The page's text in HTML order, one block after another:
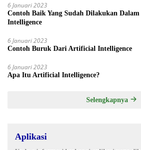
6 Januari 2023
Contoh Baik Yang Sudah Dilakukan
Intelligence
6 Januari 2023
Contoh Buruk Dari Artificial Intelligence
6 Januari 2023
Apa Itu Artificial Intelligence?
Selengkapnya
Aplikasi